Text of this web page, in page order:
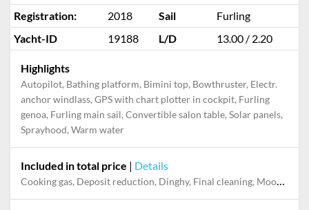
Registration:
2018 Sail
Furling
Yacht-ID
19188 L/D 13.00 / 2.20
Highlights
Autopilot, Bathing platform, Bimini top, Bowthruster, Electr.
anchor windlass, GPS with chart plotter in cockpit, Furling
genoa, Furling main sail, Convertible salon table, Solar panels,
Sprayhood, Warm water
Included in total price | Details
Cooking gas, Deposit reduction, Dinghy, Final cleaning, Mooring in home marina for first and last night, Pillow, blanket, sheets, duvet cover, Towels